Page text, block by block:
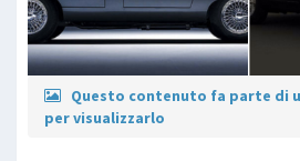
Questo contenuto fa parte di
per visualizzarlo